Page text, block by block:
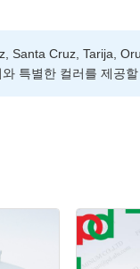
Santa Cruz, Tarija,
특별한 컬러를 제공